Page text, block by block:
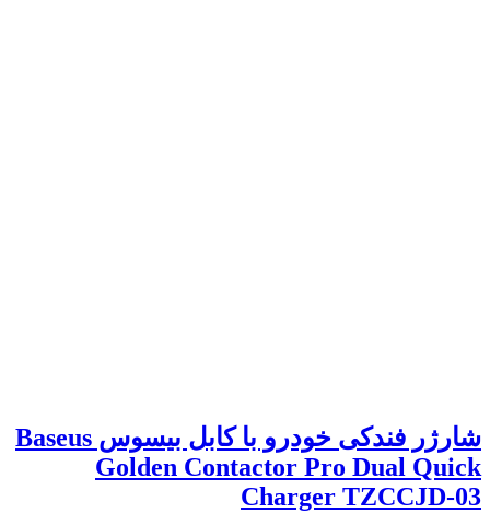
شارژر فندکی خودرو با کابل بیسوس Baseus
Golden Contactor Pro Dual Quick
Charger TZCCJD-03